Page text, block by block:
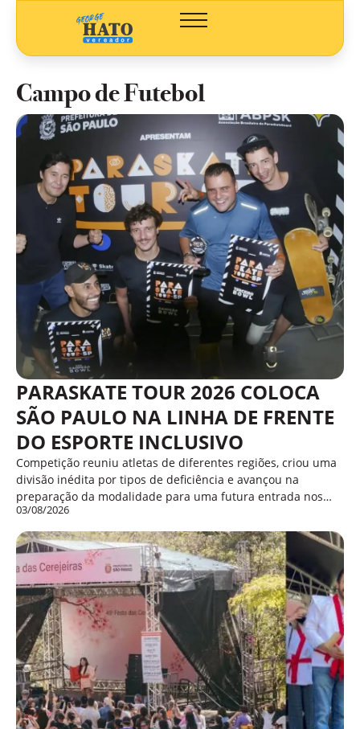
Campo de Futebol
PARASKATE TOUR 2026 COLOCA
SÃO PAULO NA LINHA DE FRENTE
DO ESPORTE INCLUSIVO
Competição reuniu atletas de diferentes regiões, criou uma
divisão inédita por tipos de deficiência e avançou na
preparação da modalidade para uma futura entrada nos…
03/08/2026